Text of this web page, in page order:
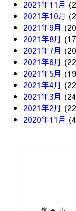
2021年11月
2021年10月
2021年9月
2021年8月
2021年7月
2021年6月
2021年5月
2021年4月
2021年3月
2021年2月
2020年11月